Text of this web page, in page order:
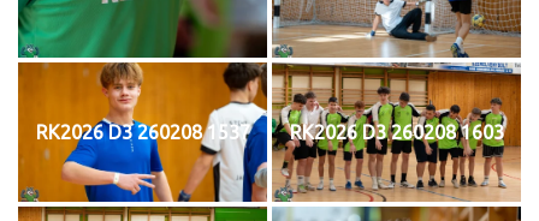
RK2026 D3 260208 1537 RK2026 D3 260208 1603